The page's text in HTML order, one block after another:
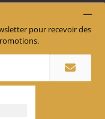
pour recevoir des